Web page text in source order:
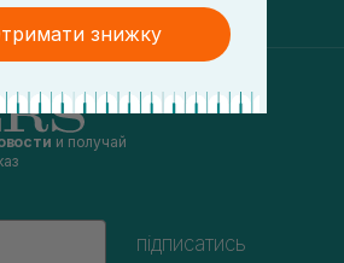
и получай
підписатись
знижку